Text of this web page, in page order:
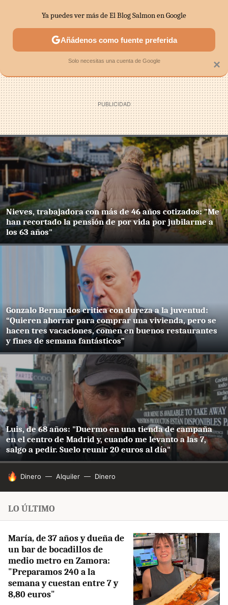
SECTORES ECONOMÍA DOMÉSTICA MERCADOS
Nieves, trabajadora con más de 46 años cotizados: "Me
han recortado la pensión de por vida por jubilarme a
los 63 años"
Gonzalo Bernardos critica con dureza a la juventud:
“Quieren ahorrar para comprar una vivienda, pero se
hacen tres vacaciones, comen en buenos restaurantes
y fines de semana fantásticos”
Luis, de 68 años: "Duermo en una tienda de campaña
en el centro de Madrid y, cuando me levanto a las 7,
salgo a pedir. Suelo reunir 20 euros al día"
HOY SE HABLA DE
Dinero Alquiler Dinero
LO ÚLTIMO
María, de 37 años y dueña de
un bar de bocadillos de
medio metro en Zamora:
"Preparamos 240 a la
semana y cuestan entre 7 y
8,80 euros"
×
Ya puedes ver más de El Blog Salmon en Google
Añádenos como fuente preferida
Solo necesitas una cuenta de Google